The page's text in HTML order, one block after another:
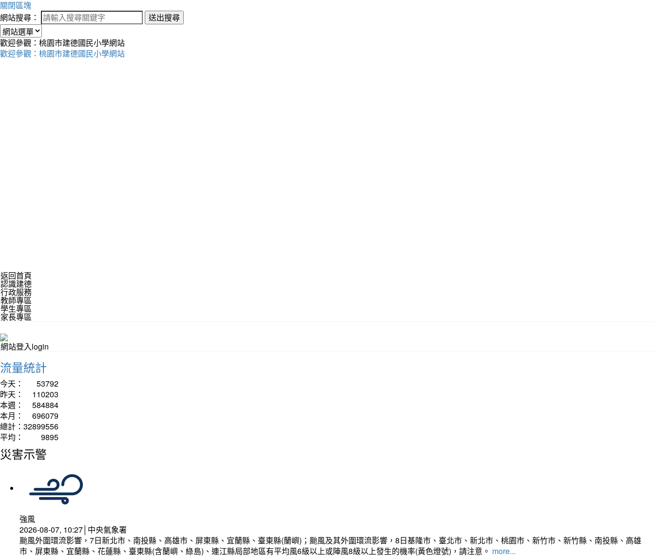
關閉區塊
網站搜尋：
送出搜尋
歡迎參觀：桃園市建德國民小學網站
歡迎參觀：桃園市建德國民小學網站
返回首頁
認識建德
行政服務
教師專區
學生專區
家長專區
網站登入login
流量統計
今天：
53792
昨天：
110203
本週：
584884
本月：
696079
總計： 32899556
平均：
9895
災害示警
強風
2026-08-07, 10:27│中央氣象署
颱風外圍環流影響，7日新北市、南投縣、高雄市、屏東縣、宜蘭縣、臺東縣(蘭嶼)；颱風及其外圍環流影響，8日基隆市、臺北市、新北市、桃園市、新竹市、新竹縣、南投縣、高雄
市、屏東縣、宜蘭縣、花蓮縣、臺東縣(含蘭嶼、綠島)、連江縣局部地區有平均風6級以上或陣風8級以上發生的機率(黃色燈號)，請注意。 more...